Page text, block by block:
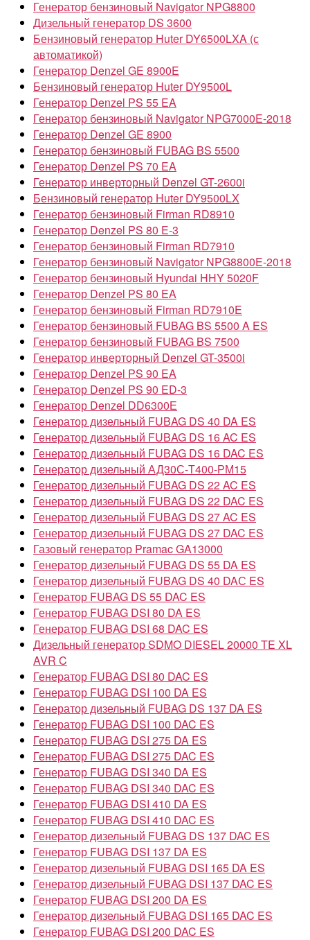
Генератор бензиновый Navigator NPG8800
Дизельный генератор DS 3600
Бензиновый генератор Huter DY6500LXA (с
автоматикой)
Генератор Denzel GE 8900E
Бензиновый генератор Huter DY9500L
Генератор Denzel PS 55 EA
Генератор бензиновый Navigator NPG7000E-2018
Генератор Denzel GE 8900
Генератор бензиновый FUBAG BS 5500
Генератор Denzel PS 70 EA
Генератор инверторный Denzel GT-2600i
Бензиновый генератор Huter DY9500LX
Генератор бензиновый Firman RD8910
Генератор Denzel PS 80 E-3
Генератор бензиновый Firman RD7910
Генератор бензиновый Navigator NPG8800E-2018
Генератор бензиновый Hyundai HHY 5020F
Генератор Denzel PS 80 EA
Генератор бензиновый Firman RD7910E
Генератор бензиновый FUBAG BS 5500 A ES
Генератор бензиновый FUBAG BS 7500
Генератор инверторный Denzel GT-3500i
Генератор Denzel PS 90 EA
Генератор Denzel PS 90 ED-3
Генератор Denzel DD6300Е
Генератор дизельный FUBAG DS 40 DA ES
Генератор дизельный FUBAG DS 16 AC ES
Генератор дизельный FUBAG DS 16 DAC ES
Генератор дизельный АД30С-Т400-РМ15
Генератор дизельный FUBAG DS 22 AC ES
Генератор дизельный FUBAG DS 22 DAC ES
Генератор дизельный FUBAG DS 27 AC ES
Генератор дизельный FUBAG DS 27 DAC ES
Газовый генератор Pramac GA13000
Генератор дизельный FUBAG DS 55 DA ES
Генератор дизельный FUBAG DS 40 DAС ES
Генератор FUBAG DS 55 DAC ES
Генератор FUBAG DSI 80 DA ES
Генератор FUBAG DSI 68 DAC ES
Дизельный генератор SDMO DIESEL 20000 TE XL
AVR C
Генератор FUBAG DSI 80 DAC ES
Генератор FUBAG DSI 100 DA ES
Генератор дизельный FUBAG DS 137 DA ES
Генератор FUBAG DSI 100 DAC ES
Генератор FUBAG DSI 275 DA ES
Генератор FUBAG DSI 275 DAC ES
Генератор FUBAG DSI 340 DA ES
Генератор FUBAG DSI 340 DAC ES
Генератор FUBAG DSI 410 DA ES
Генератор FUBAG DSI 410 DAC ES
Генератор дизельный FUBAG DS 137 DAC ES
Генератор FUBAG DSI 137 DA ES
Генератор дизельный FUBAG DSI 165 DA ES
Генератор дизельный FUBAG DSI 137 DAC ES
Генератор FUBAG DSI 200 DA ES
Генератор дизельный FUBAG DSI 165 DAC ES
Генератор FUBAG DSI 200 DAC ES